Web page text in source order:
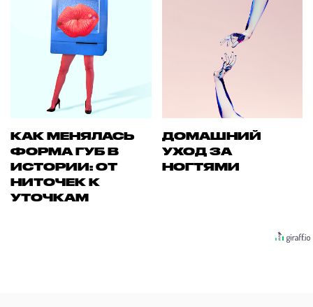
КАК МЕНЯЛАСЬ
ФОРМА ГУБ В
ИСТОРИИ: ОТ
НИТОЧЕК К
УТОЧКАМ
ДОМАШНИЙ
УХОД ЗА
НОГТЯМИ